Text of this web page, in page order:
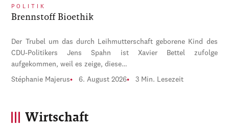
POLITIK
Brennstoff Bioethik
Der Trubel um das durch Leihmutterschaft geborene Kind des
CDU-Politikers Jens Spahn ist Xavier Bettel zufolge
aufgekommen, weil es zeige, diese…
Stéphanie Majerus 6. August 2026 3 Min. Lesezeit
Wirtschaft